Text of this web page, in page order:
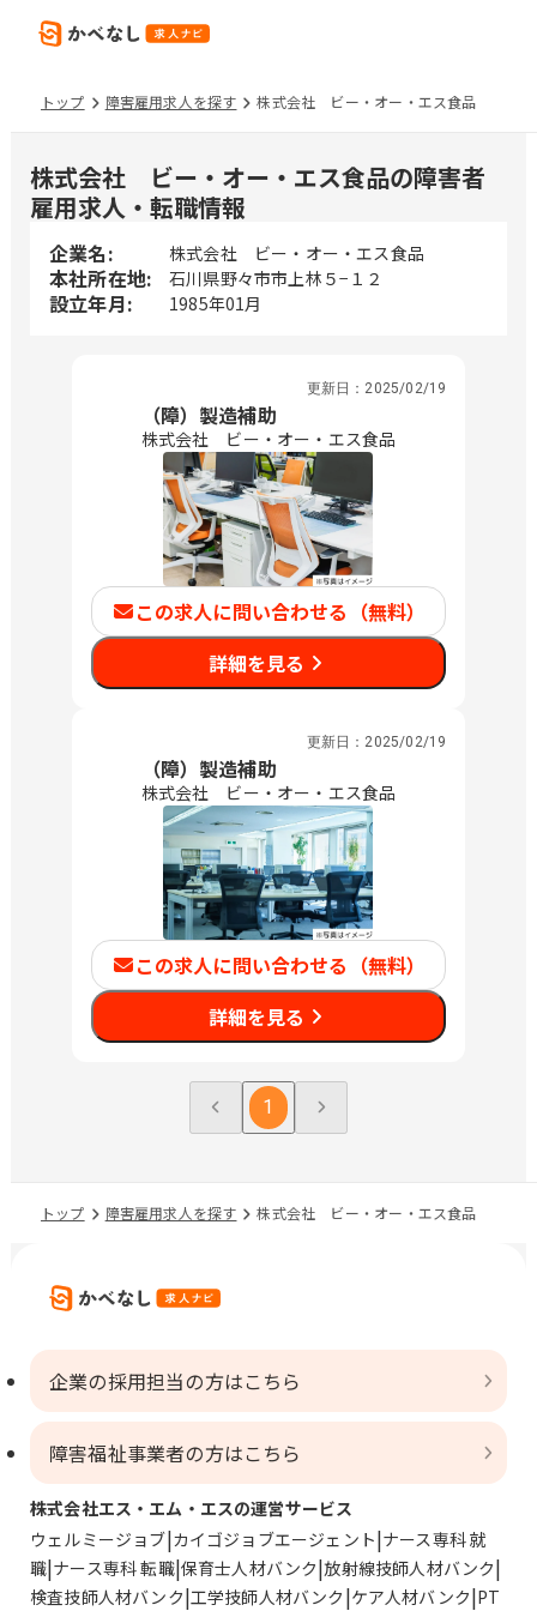
トップ 障害雇用求人を探す 株式会社 ビー・オー・エス食品
株式会社 ビー・オー・エス食品の障害者
雇用求人・転職情報
企業名: 株式会社 ビー・オー・エス食品
本社所在地: 石川県野々市市上林５−１２
設立年月: 1985年01月
更新日： 2025/02/19
（障）製造補助
株式会社 ビー・オー・エス食品
この求人に問い合わせる（無料）
詳細を見る
更新日： 2025/02/19
（障）製造補助
株式会社 ビー・オー・エス食品
この求人に問い合わせる（無料）
詳細を見る
1
トップ 障害雇用求人を探す 株式会社 ビー・オー・エス食品
企業の採用担当の方はこちら
障害福祉事業者の方はこちら
株式会社エス・エム・エスの運営サービス
ウェルミージョブ カイゴジョブエージェント ナース専科 就
職 ナース専科 転職 保育士人材バンク 放射線技師人材バンク
検査技師人材バンク 工学技師人材バンク ケア人材バンク PT